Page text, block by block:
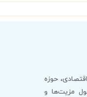
حوزه
مزیت‌ها و